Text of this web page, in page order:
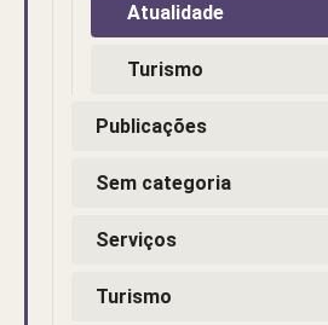
Atualidade
Turismo
Publicações
Sem categoria
Serviços
Turismo